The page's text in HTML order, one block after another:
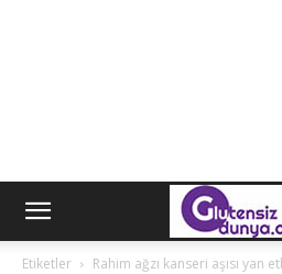
Etiketler Rahim ağzı kanseri aşısı yan